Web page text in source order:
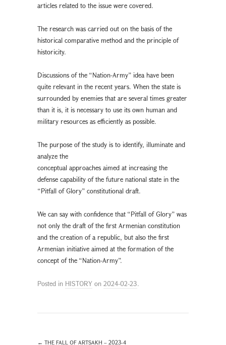
articles related to the issue were covered.
The research was carried out on the basis of the
historical comparative method and the principle of
historicity.
Discussions of the “Nation-Army” idea have been
quite relevant in the recent years. When the state is
surrounded by enemies that are several times greater
than it is, it is necessary to use its own human and
military resources as efficiently as possible.
The purpose of the study is to identify, illuminate and
analyze the
conceptual approaches aimed at increasing the
defense capability of the future national state in the
“Pitfall of Glory” constitutional draft.
We can say with confidence that “Pitfall of Glory” was
not only the draft of the first Armenian constitution
and the creation of a republic, but also the first
Armenian initiative aimed at the formation of the
concept of the “Nation-Army”.
Posted in HISTORY on 2024-02-23.
← THE FALL OF ARTSAKH – 2023-4